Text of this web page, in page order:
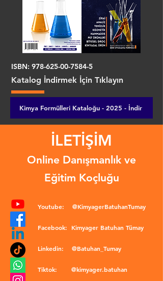
ISBN: 978-625-00-7584-5
Katalog İndirmek İçin Tıklayın
Kimya Formülleri Kataloğu - 2025 - İndir
İLETİŞİM
Online Danışmanlık ve
Eğitim Koçluğu
Youtube: @KimyagerBatuhanTumay
Facebook: Kimyager Batuhan Tümay
Linkedin: @Batuhan_Tumay
Tiktok: @kimyager.batuhan